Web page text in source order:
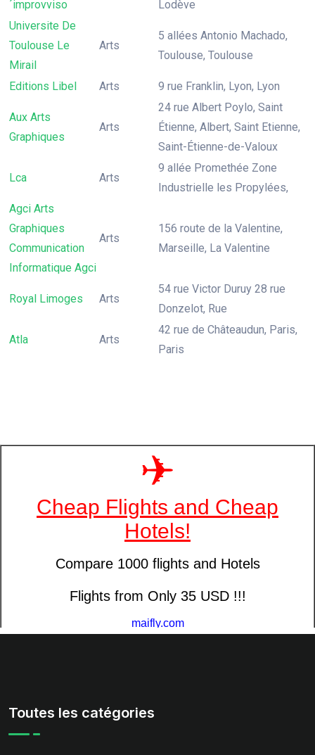
´improvviso
Lodève
Universite De
Toulouse Le
Mirail
Arts
5 allées Antonio Machado,
Toulouse, Toulouse
Editions Libel Arts 9 rue Franklin, Lyon, Lyon
Aux Arts
Graphiques
Arts
24 rue Albert Poylo, Saint
Étienne, Albert, Saint Etienne,
Saint-Étienne-de-Valoux
Lca Arts
9 allée Promethée Zone
Industrielle les Propylées,
Agci Arts
Graphiques
Communication
Informatique Agci
Arts
156 route de la Valentine,
Marseille, La Valentine
Royal Limoges Arts
54 rue Victor Duruy 28 rue
Donzelot, Rue
Atla Arts
42 rue de Châteaudun, Paris,
Paris
Toutes les catégories